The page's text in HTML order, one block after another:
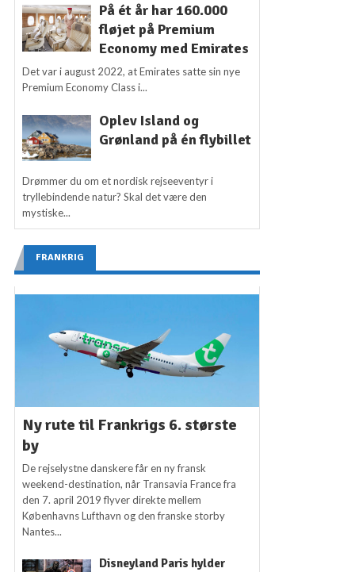
På ét år har 160.000
fløjet på Premium
Economy med Emirates
Det var i august 2022, at Emirates satte sin nye
Premium Economy Class i...
Oplev Island og
Grønland på én flybillet
Drømmer du om et nordisk rejseeventyr i
tryllebindende natur? Skal det være den
mystiske...
FRANKRIG
Ny rute til Frankrigs 6. største
by
De rejselystne danskere får en ny fransk
weekend-destination, når Transavia France fra
den 7. april 2019 flyver direkte mellem
Københavns Lufthavn og den franske storby
Nantes...
Disneyland Paris hylder